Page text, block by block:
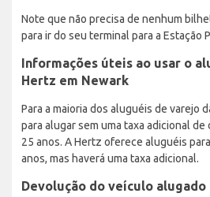
Note que não precisa de nenhum
para ir do seu terminal para a Estação
Informações úteis ao usar o
Hertz em Newark
Para a maioria dos aluguéis de varejo
para alugar sem uma taxa adicional
25 anos. A Hertz oferece aluguéis
anos, mas haverá uma taxa adicional.
Devolução do veículo alugado